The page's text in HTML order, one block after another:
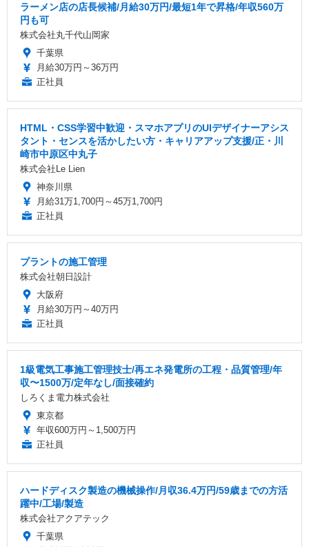
ラーメン店の店長候補/月給30万円/最短1年で昇格/年収560万
円も可
株式会社丸千代山岡家
千葉県
月給30万円～36万円
正社員
HTML・CSS学習中歓迎・スマホアプリのUIデザイナーアシス
タント・センスを活かしたい方・キャリアアップ支援/正・川
崎市中原区中丸子
株式会社Le Lien
神奈川県
月給31万1,700円～45万1,700円
正社員
プラントの施工管理
株式会社朝日設計
大阪府
月給30万円～40万円
正社員
1級電気工事施工管理技士/再エネ発電所の工程・品質管理/年
収〜1500万/定年なし/面接確約
しろくま電力株式会社
東京都
年収600万円～1,500万円
正社員
ハードディスク製造の機械操作/月収36.4万円/59歳までの方活
躍中/工場/製造
株式会社アクアテック
千葉県